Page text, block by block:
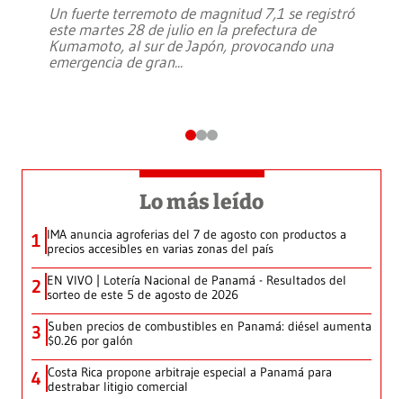
Un fuerte terremoto de magnitud 7,1 se registró
este martes 28 de julio en la prefectura de
Kumamoto, al sur de Japón, provocando una
emergencia de gran...
Lo más leído
1 IMA anuncia agroferias del 7 de agosto con productos a
precios accesibles en varias zonas del país
2 EN VIVO | Lotería Nacional de Panamá - Resultados del
sorteo de este 5 de agosto de 2026
3 Suben precios de combustibles en Panamá: diésel aumenta
$0.26 por galón
4 Costa Rica propone arbitraje especial a Panamá para
destrabar litigio comercial